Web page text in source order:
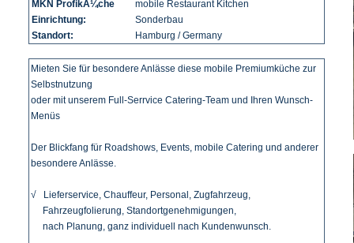
MKN ProfikÃ¼che
mobile Restaurant Kitchen
Einrichtung:
Sonderbau
Standort:
Hamburg / Germany
Mieten Sie für besondere Anlässe diese mobile Premiumküche zur
Selbstnutzung
oder mit unserem Full-Serrvice Catering-Team und Ihren Wunsch-
Menüs
Der Blickfang für Roadshows, Events, mobile Catering und anderer
besondere Anlässe.
√ Lieferservice, Chauffeur, Personal, Zugfahrzeug,
Fahrzeugfolierung, Standortgenehmigungen,
nach Planung, ganz individuell nach Kundenwunsch.